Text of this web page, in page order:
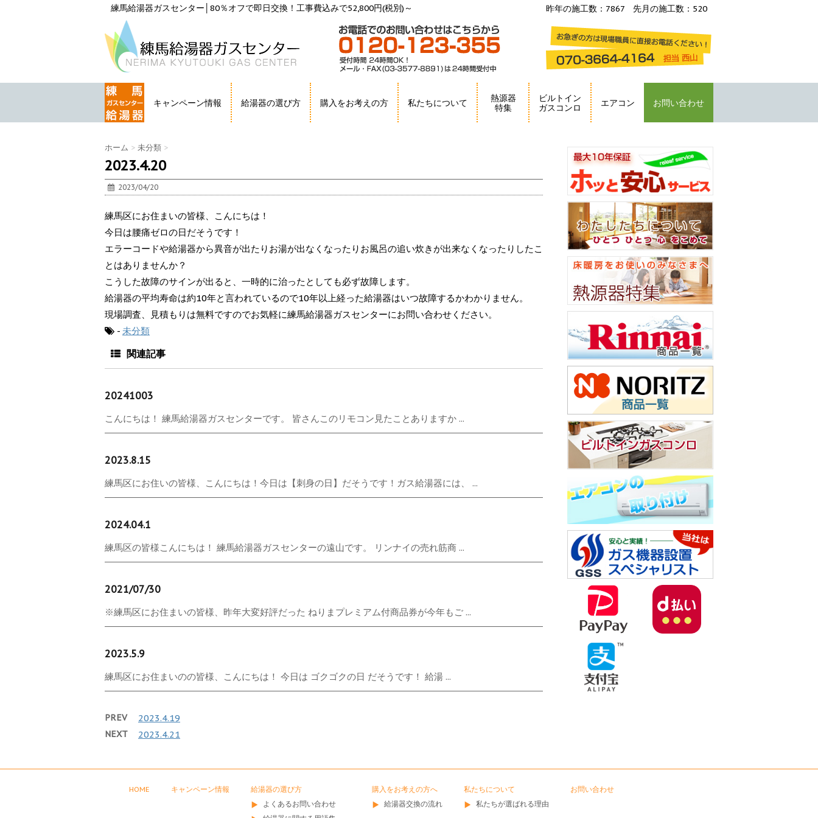
練馬給湯器ガスセンター│80％オフで即日交換！工事費込みで52,800円(税別)～ 昨年の施工数：7867 先月の施工数：520
キャンペーン情報 給湯器の選び方 購入をお考えの方 私たちについて
熱源器
特集
ビルトイン
ガスコンロ
エアコン お問い合わせ
ホーム > 未分類 >
2023.4.20
2023/04/20
練馬区にお住まいの皆様、こんにちは！
今日は腰痛ゼロの日だそうです！
エラーコードや給湯器から異音が出たりお湯が出なくなったりお風呂の追い炊きが出来なくなったりしたこ
とはありませんか？
こうした故障のサインが出ると、一時的に治ったとしても必ず故障します。
給湯器の平均寿命は約10年と言われているので10年以上経った給湯器はいつ故障するかわかりません。
現場調査、見積もりは無料ですのでお気軽に練馬給湯器ガスセンターにお問い合わせください。
- 未分類
関連記事
20241003
こんにちは！ 練馬給湯器ガスセンターです。 皆さんこのリモコン見たことありますか ...
2023.8.15
練馬区にお住いの皆様、こんにちは！今日は【刺身の日】だそうです！ガス給湯器には、 ...
2024.04.1
練馬区の皆様こんにちは！ 練馬給湯器ガスセンターの遠山です。 リンナイの売れ筋商 ...
2021/07/30
※練馬区にお住まいの皆様、昨年大変好評だった ねりまプレミアム付商品券が今年もご ...
2023.5.9
練馬区にお住まいのの皆様、こんにちは！ 今日は ゴクゴクの日 だそうです！ 給湯 ...
PREV 2023.4.19
NEXT 2023.4.21
HOME キャンペーン情報
給湯器の選び方
よくあるお問い合わせ
購入をお考えの方へ
給湯器交換の流れ
私たちについて
私たちが選ばれる理由
お問い合わせ